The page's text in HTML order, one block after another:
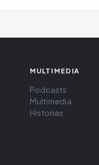
MULTIMEDIA
Podcasts
Multimedia
Historias